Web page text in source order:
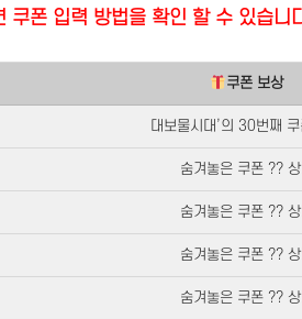
쿠폰 입력 방법을 확인 할 수 있습니
쿠폰 보상
대보물시대’의 30번째
숨겨놓은 쿠폰 ??
숨겨놓은 쿠폰 ??
숨겨놓은 쿠폰 ??
숨겨놓은 쿠폰 ??